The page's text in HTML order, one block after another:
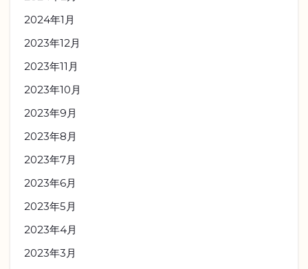
2024年1月
2023年12月
2023年11月
2023年10月
2023年9月
2023年8月
2023年7月
2023年6月
2023年5月
2023年4月
2023年3月